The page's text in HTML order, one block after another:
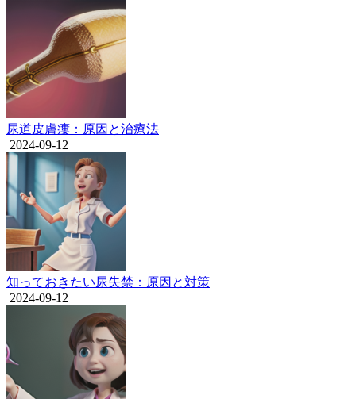
尿道皮膚瘻：原因と治療法
2024-09-12
知っておきたい尿失禁：原因と対策
2024-09-12